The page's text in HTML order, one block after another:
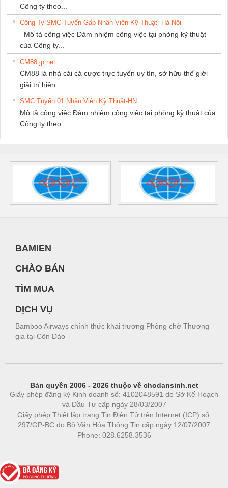
Công ty theo...
Công Ty SMC Tuyển Gấp Nhân Viên Kỹ Thuật- Hà Nội
Mô tả công việc Đảm nhiệm công việc tại phòng kỹ thuật
của Công ty...
CM88 jp net
CM88 là nhà cái cá cược trực tuyến uy tín, sở hữu thế giới
giải trí hiện...
SMC Tuyển 01 Nhân Viên Kỹ Thuật-HN
Mô tả công việc Đảm nhiệm công việc tại phòng kỹ thuật của
Công ty theo...
BAMIEN
CHÀO BÁN
TÌM MUA
DỊCH VỤ
Bamboo Airways chính thức khai trương Phòng chờ Thương
gia tại Côn Đảo
Bản quyền 2006 - 2026 thuộc về chodansinh.net
Giấy phép đăng ký Kinh doanh số: 4102048591 do Sở Kế Hoạch
và Đầu Tư cấp ngày 28/03/2007
Giấy phép Thiết lập trang Tin Điện Tử trên Internet (ICP) số:
297/GP-BC do Bộ Văn Hóa Thông Tin cấp ngày 12/07/2007
Phone: 028.6258.3536